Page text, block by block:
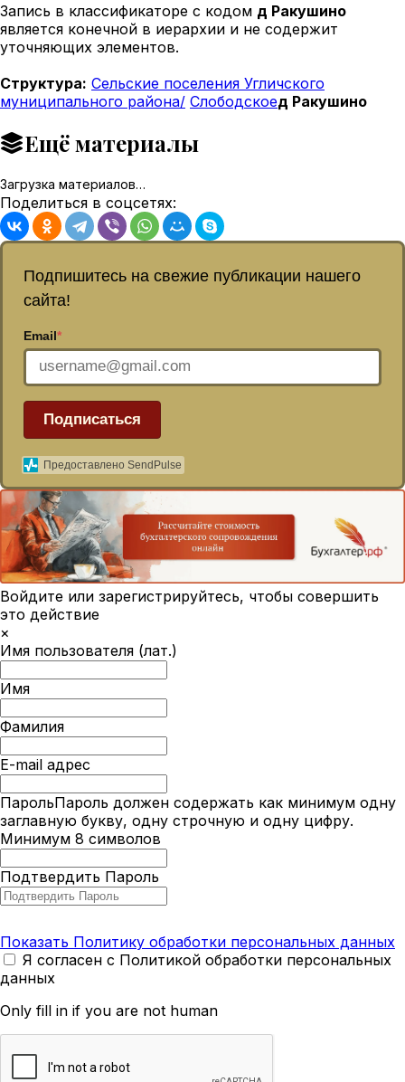
Запись в классификаторе с кодом д Ракушино
является конечной в иерархии и не содержит
уточняющих элементов.
Структура: Сельские поселения Угличского
муниципального района/ Слободскоед Ракушино
Ещё материалы
Загрузка материалов…
Поделиться в соцсетях:
Подпишитесь на свежие публикации нашего
сайта!
Email*
Подписаться
Предоставлено SendPulse
Войдите или зарегистрируйтесь, чтобы совершить
это действие
×
Имя пользователя (лат.)
Имя
Фамилия
E-mail адрес
ПарольПароль должен содержать как минимум одну
заглавную букву, одну строчную и одну цифру.
Минимум 8 символов
Подтвердить Пароль
Показать Политику обработки персональных данных
Я согласен с Политикой обработки персональных
данных
Only fill in if you are not human